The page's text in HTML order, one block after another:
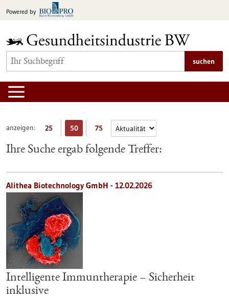
Inhalt
Powered by
suchen
anzeigen: 25 50 75
Ihre Suche ergab folgende Treffer:
Alithea Biotechnology GmbH - 12.02.2026
Intelligente Immuntherapie – Sicherheit
inklusive